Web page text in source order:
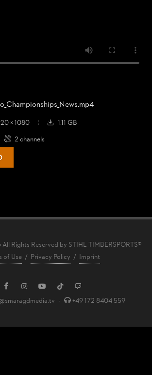
Championships_News.mp4
× 1080
1.11 GB
2 channels
Rights Reserved by STIHL TIMBERSPORTS®
of Use / Privacy Policy / Imprint
· +49 172 8404 559